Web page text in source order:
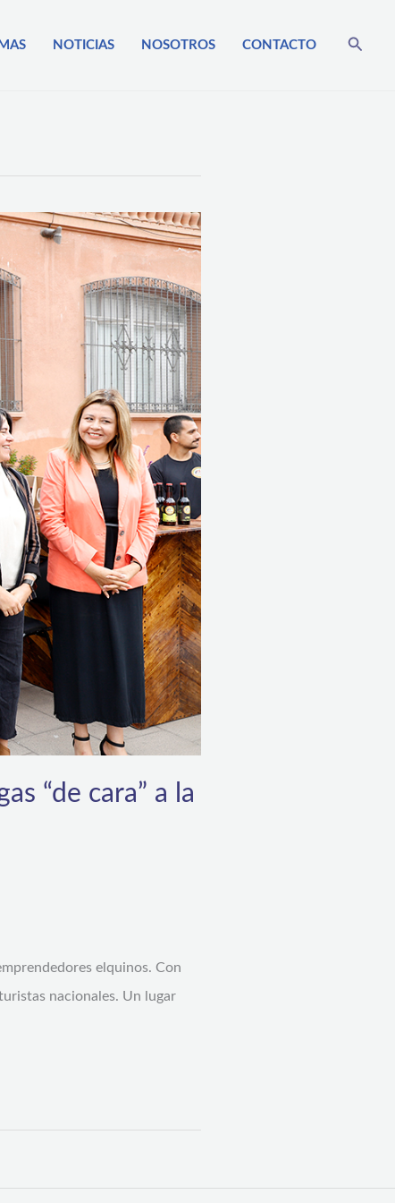
NOTICIAS NOSOTROS CONTACTO Buscar
“de cara” a la
elquinos. Con
nacionales. Un lugar